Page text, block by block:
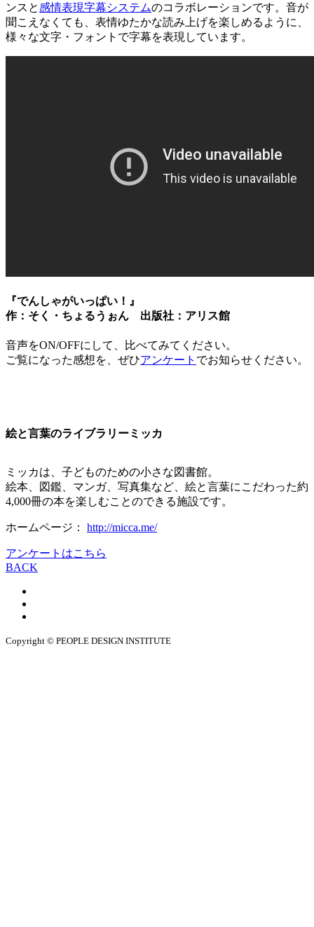
ンスと感情表現字幕システムのコラボレーションです。音が
聞こえなくても、表情ゆたかな読み上げを楽しめるように、
様々な文字・フォントで字幕を表現しています。
『でんしゃがいっぱい！』
作：そく・ちょるうぉん 出版社：アリス館
音声をON/OFFにして、比べてみてください。
ご覧になった感想を、ぜひアンケート でお知らせください。
絵と言葉のライブラリーミッカ
ミッカは、子どものための小さな図書館。
絵本、図鑑、マンガ、写真集など、絵と言葉にこだわった約
4,000冊の本を楽しむことのできる施設です。
ホームページ： http://micca.me/
アンケートはこちら
BACK
Copyright © PEOPLE DESIGN INSTITUTE